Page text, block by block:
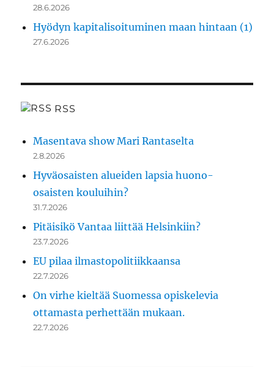
28.6.2026
Hyödyn kapitalisoituminen maan hintaan (1)
27.6.2026
RSS
Masentava show Mari Rantaselta
2.8.2026
Hyväosaisten alueiden lapsia huono-
osaisten kouluihin?
31.7.2026
Pitäisikö Vantaa liittää Helsinkiin?
23.7.2026
EU pilaa ilmastopolitiikkaansa
22.7.2026
On virhe kieltää Suomessa opiskelevia
ottamasta perhettään mukaan.
22.7.2026